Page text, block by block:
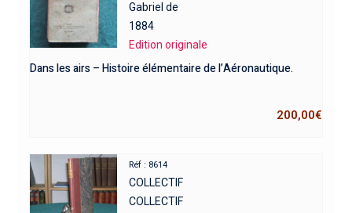
Gabriel de
1884
Edition originale
Dans les airs – Histoire élémentaire de l’Aéronautique.
200,00€
Réf : 8614
COLLECTIF
COLLECTIF